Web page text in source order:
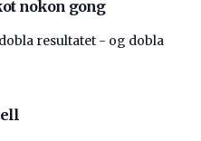
nokon gong
resultatet - og dobla